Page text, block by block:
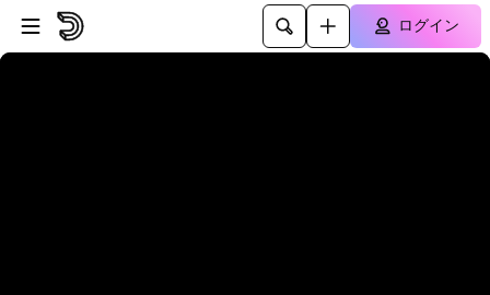
プレイヤーにスキップ
メインコンテンツにスキップ
ログイン